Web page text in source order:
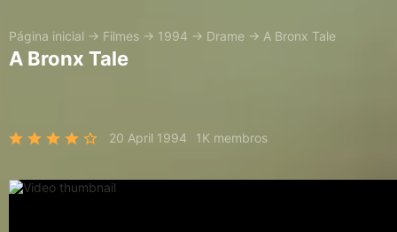
Página inicial → Filmes → 1994 → Drame → A Bronx Tale
A Bronx Tale
20 April 1994 1K membros